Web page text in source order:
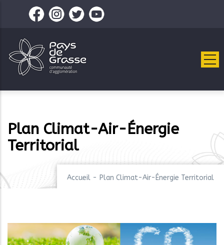
contenu
principal
Plan Climat-Air-Énergie
Territorial
Accueil - Plan Climat-Air-Énergie Territorial